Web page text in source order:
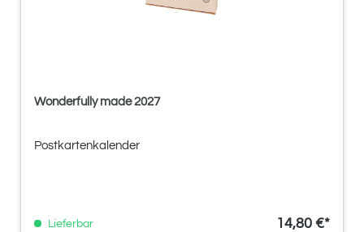
Wonderfully made 2027
Postkartenkalender
Lieferbar 14,80 €*